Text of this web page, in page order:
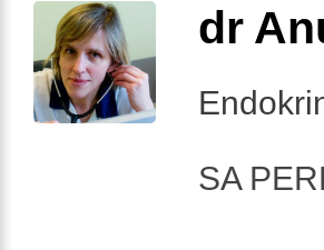
dr
SA